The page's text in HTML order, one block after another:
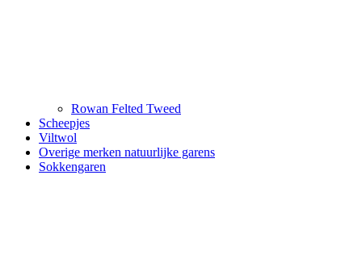
Rowan Felted Tweed
Scheepjes
Viltwol
Overige merken natuurlijke garens
Sokkengaren